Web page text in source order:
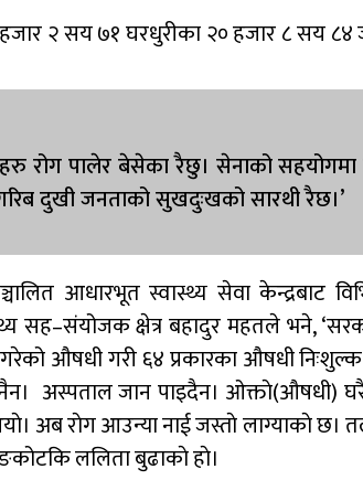
२ सय ७१ घरधुरीका २० हजार ८ सय ८४
रोग पालेर बेसेका रैछु। सेनाको
दुखी जनताको सुखदुःखको सारथी रैछ।’
आधारभूत स्वास्थ्य सेवा केन्द्रबाट
सह–संयोजक क्षेत्र बहादुर महतले भने,
औषधी गरी ६४ प्रकारका औषधी
अस्पताल जान पाइदैन। ओक्ताे(औषधी)
अब राेग आउन्या नाई जस्ताे लाग्याकाे छ।
ललिता बुढाकाे हाे।